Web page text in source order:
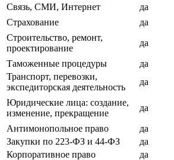
Связь, СМИ, Интернет
да
Страхование
да
Строительство, ремонт,
проектирование
да
Таможенные процедуры
да
Транспорт, перевозки,
экспедиторская деятельность
да
Юридические лица: создание,
изменение, прекращение
да
Антимонопольное право
да
Закупки по 223-ФЗ и 44-ФЗ
да
Корпоративное право
да